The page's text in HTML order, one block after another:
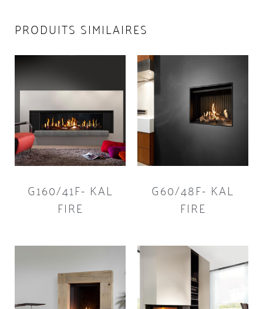
PRODUITS SIMILAIRES
G160/41F- KAL
FIRE
G60/48F- KAL
FIRE